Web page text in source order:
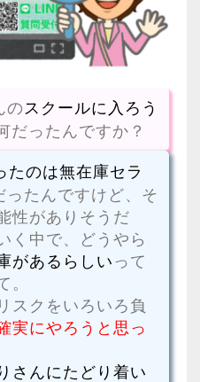
の スクールに入ろう
だったんですか？
たのは無在庫セラ
ったんですけど、そ
性がありそうだ
く中で、どうやら
があるらしいって
。
スクをいろいろ負
実にやろうと思っ
さんにたどり着い